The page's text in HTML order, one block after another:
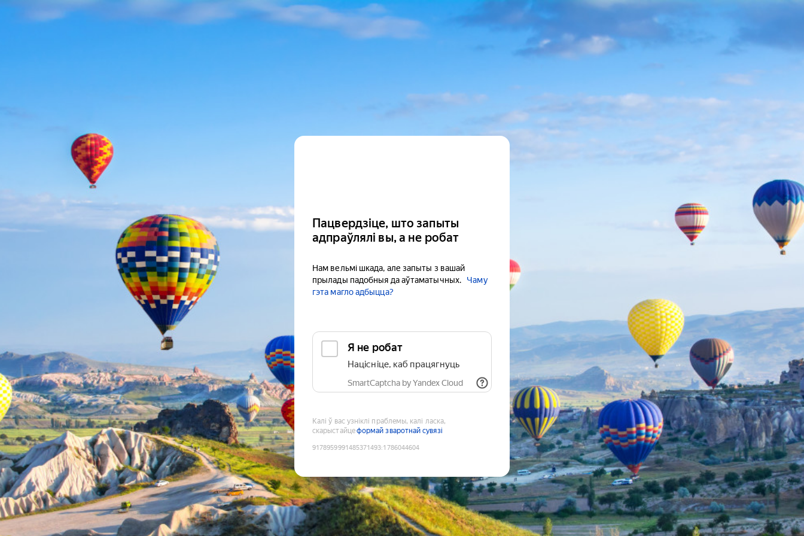
Пацвердзіце, што запыты
адпраўлялі вы, а не робат
Нам вельмі шкада, але запыты з вашай
прылады падобныя да аўтаматычных.
Чаму
гэта магло адбыцца?
Я не робат
Націсніце, каб працягнуць
SmartCaptcha by Yandex Cloud
Калі ў вас узніклі праблемы, калі ласка,
скарыстайцеформай зваротнай сувязі
9178959991485371493:1786044604